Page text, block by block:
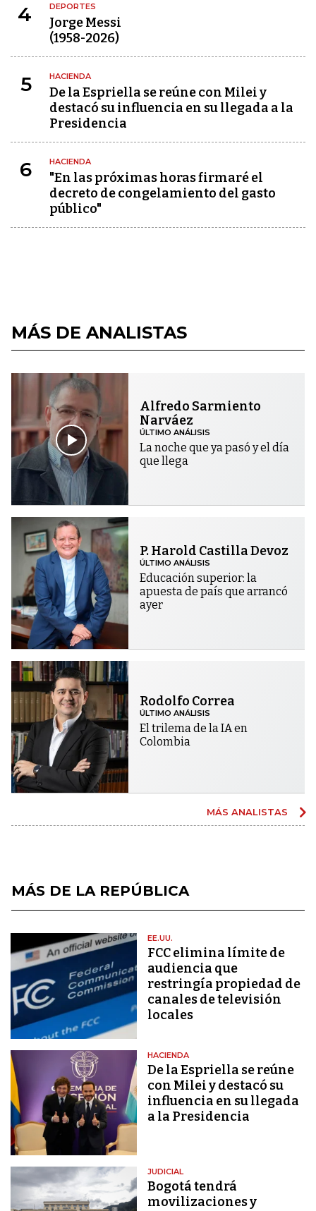
4 DEPORTES
Jorge Messi
(1958-2026)
5 HACIENDA
De la Espriella se reúne con Milei y
destacó su influencia en su llegada a la
Presidencia
6 HACIENDA
"En las próximas horas firmaré el
decreto de congelamiento del gasto
público"
MÁS DE ANALISTAS
Alfredo Sarmiento
Narváez
ÚLTIMO ANÁLISIS
La noche que ya pasó y el día
que llega
P. Harold Castilla Devoz
ÚLTIMO ANÁLISIS
Educación superior: la
apuesta de país que arrancó
ayer
Rodolfo Correa
ÚLTIMO ANÁLISIS
El trilema de la IA en
Colombia
MÁS ANALISTAS
MÁS DE LA REPÚBLICA
EE.UU.
FCC elimina límite de
audiencia que
restringía propiedad de
canales de televisión
locales
HACIENDA
De la Espriella se reúne
con Milei y destacó su
influencia en su llegada
a la Presidencia
JUDICIAL
Bogotá tendrá
movilizaciones y